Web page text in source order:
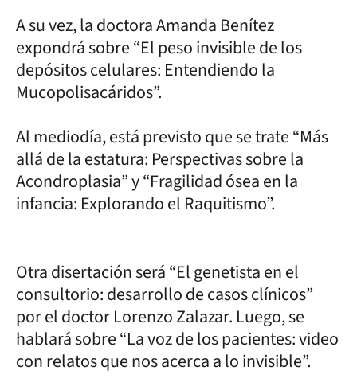
A su vez, la doctora Amanda Benítez
expondrá sobre “El peso invisible de los
depósitos celulares: Entendiendo la
Mucopolisacáridos”.
Al mediodía, está previsto que se trate “Más
allá de la estatura: Perspectivas sobre la
Acondroplasia” y “Fragilidad ósea en la
infancia: Explorando el Raquitismo”.
Otra disertación será “El genetista en el
consultorio: desarrollo de casos clínicos”
por el doctor Lorenzo Zalazar. Luego, se
hablará sobre “La voz de los pacientes: video
con relatos que nos acerca a lo invisible”.